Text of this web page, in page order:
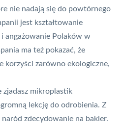
nie nadają się do powtórnego
jest kształtowanie
angażowanie Polaków w
ma też pokazać, że
korzyści zarówno ekologiczne,
zjadasz mikroplastik
lekcję do odrobienia. Z
zdecydowanie na bakier.